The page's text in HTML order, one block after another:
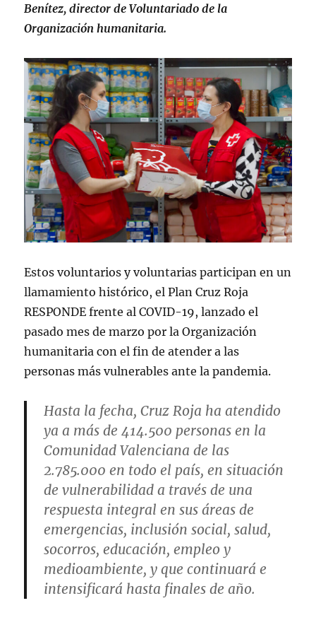
Benítez, director de Voluntariado de la
Organización humanitaria.
Estos voluntarios y voluntarias participan en un
llamamiento histórico, el Plan Cruz Roja
RESPONDE frente al COVID-19, lanzado el
pasado mes de marzo por la Organización
humanitaria con el fin de atender a las
personas más vulnerables ante la pandemia.
Hasta la fecha, Cruz Roja ha atendido
ya a más de 414.500 personas en la
Comunidad Valenciana de las
2.785.000 en todo el país, en situación
de vulnerabilidad a través de una
respuesta integral en sus áreas de
emergencias, inclusión social, salud,
socorros, educación, empleo y
medioambiente, y que continuará e
intensificará hasta finales de año.